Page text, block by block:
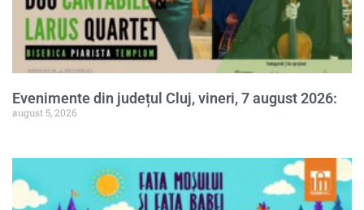
Evenimente din județul Cluj, vineri, 7 august 2026:
august 5, 2026